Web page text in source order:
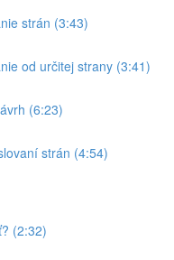
strán (3:43)
od určitej strany (3:41)
(6:23)
strán (4:54)
(2:32)